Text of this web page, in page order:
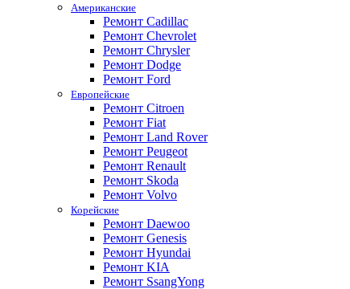
Американские
Ремонт Cadillac
Ремонт Chevrolet
Ремонт Chrysler
Ремонт Dodge
Ремонт Ford
Европейские
Ремонт Citroen
Ремонт Fiat
Ремонт Land Rover
Ремонт Peugeot
Ремонт Renault
Ремонт Skoda
Ремонт Volvo
Корейские
Ремонт Daewoo
Ремонт Genesis
Ремонт Hyundai
Ремонт KIA
Ремонт SsangYong